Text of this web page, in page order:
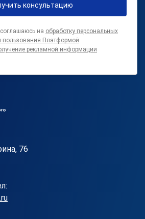
консультацию
на обработку персональных
пользования Платформой
рекламной информации
76